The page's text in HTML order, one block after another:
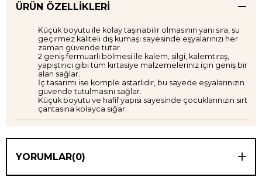
ÜRÜN ÖZELLIKLERI
Küçük boyutu ile kolay taşınabilir olmasının yanı sıra, su
geçirmez kaliteli dış kumaşı sayesinde eşyalarınızı her
zaman güvende tutar.
2 geniş fermuarlı bölmesi ile kalem, silgi, kalemtıraş,
yapıştırıcı gibi tüm kırtasiye malzemeleriniz için geniş bir
alan sağlar.
İç tasarımı ise komple astarlıdır, bu sayede eşyalarınızın
güvende tutulmasını sağlar.
Küçük boyutu ve hafif yapısı sayesinde çocuklarınızın sırt
çantasına kolayca sığar.
YORUMLAR(0)